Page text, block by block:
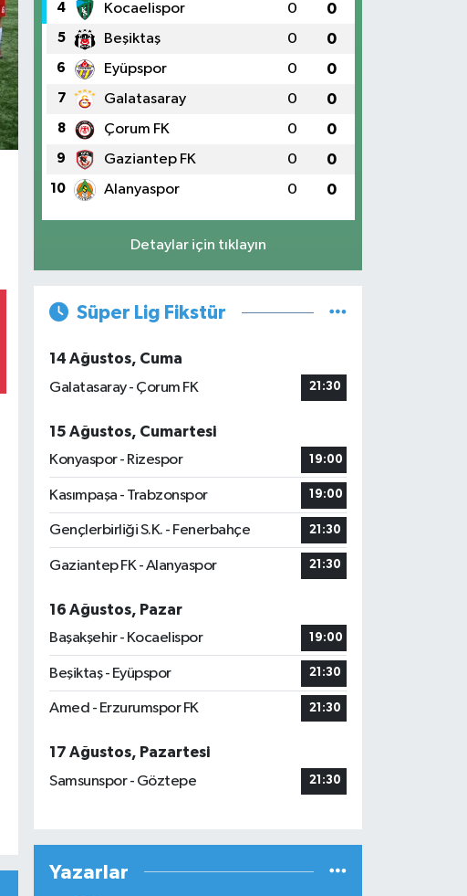
4 Kocaelispor 0 0
5 Beşiktaş 0 0
6 Eyüpspor 0 0
7 Galatasaray 0 0
8 Çorum FK 0 0
9 Gaziantep FK 0 0
10 Alanyaspor 0 0
Detaylar için tıklayın
Süper Lig Fikstür
14 Ağustos, Cuma
Galatasaray - Çorum FK
21:30
15 Ağustos, Cumartesi
Konyaspor - Rizespor
19:00
Kasımpaşa - Trabzonspor 19:00
Gençlerbirliği S.K. - Fenerbahçe 21:30
Gaziantep FK - Alanyaspor 21:30
16 Ağustos, Pazar
Başakşehir - Kocaelispor
19:00
Beşiktaş - Eyüpspor 21:30
Amed - Erzurumspor FK 21:30
17 Ağustos, Pazartesi
Samsunspor - Göztepe
21:30
Yazarlar